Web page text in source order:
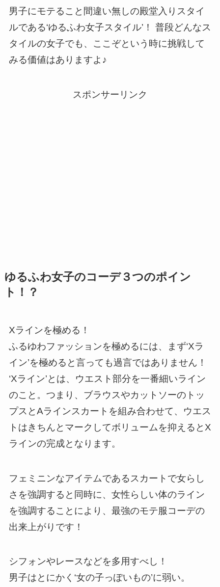
男子にモテること間違い無しの殿堂入りスタイ
ルである‘ゆるふわ女子スタイル’！ 普段どんなス
タイルの女子でも、ここぞという時に挑戦して
みる価値はありますよ♪
スポンサーリンク
ゆるふわ女子のコーデ３つのポイン
ト！？
Xラインを極める！
ふるゆわファッションを極めるには、まず‘Xラ
イン’を極めると言っても過言ではありません！
‘Xライン’とは、ウエスト部分を一番細いライン
のこと。つまり、ブラウスやカットソーのトッ
プスとAラインスカートを組み合わせて、ウエス
トはきちんとマークしてボリュームを抑えるとX
ラインの完成となります。
フェミニンなアイテムであるスカートで女らし
さを強調すると同時に、女性らしい体のライン
を強調することにより、最強のモテ服コーデの
出来上がりです！
シフォンやレースなどを多用すべし！
男子はとにかく‘女の子っぽいもの’に弱い。